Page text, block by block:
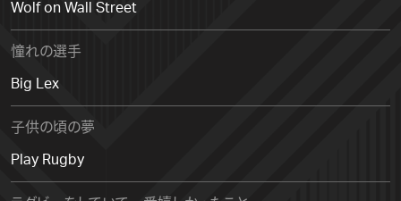
Wolf on Wall Street
憧れの選手
Big Lex
子供の頃の夢
Play Rugby